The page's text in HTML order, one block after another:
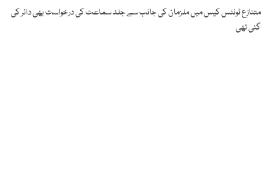
متنازع ٹوئٹس کیس میں ملزمان کی جانب سے جلد سماعت کی درخواست بھی دائر کی
گئی تھی